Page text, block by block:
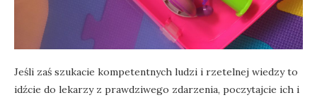
Jeśli zaś szukacie kompetentnych ludzi i rzetelnej wiedzy to
idźcie do lekarzy z prawdziwego zdarzenia, poczytajcie ich i